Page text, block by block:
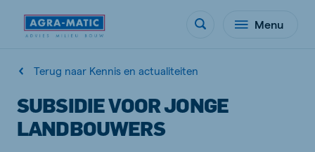
Menu
Terug naar Kennis en actualiteiten
SUBSIDIE VOOR JONGE
LANDBOUWERS